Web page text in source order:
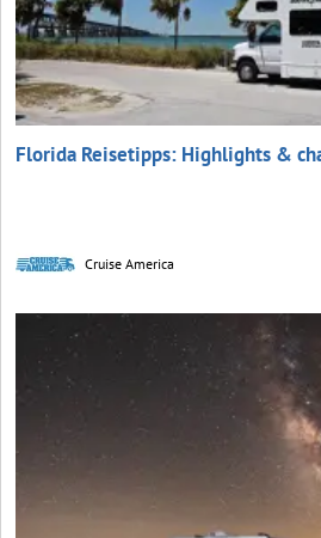
Florida Reisetipps: Highlights &
Cruise America